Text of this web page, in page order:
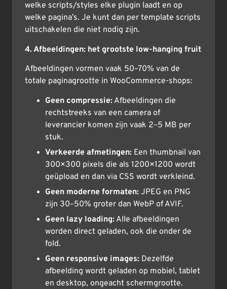
welke scripts/styles elke plugin laadt en op
welke pagina’s. Je kunt dan per template scripts
uitschakelen die niet nodig zijn.
4. Afbeeldingen: het grootste low-hanging fruit
Afbeeldingen vormen vaak 50–70% van de
totale paginagrootte in WooCommerce-shops:
Geen compressie: Afbeeldingen die
rechtstreeks van een camera of
leverancier komen zijn vaak 2–5 MB per
stuk.
Verkeerde afmetingen: Een thumbnail van
300×300 pixels die als 1200×1200 wordt
geüpload en dan via CSS wordt verkleind.
Geen moderne formaten: JPEG en PNG
zijn 30–50% groter dan WebP of AVIF.
Geen lazy loading: Alle afbeeldingen
worden direct geladen, ook die onder de
fold.
Geen responsive images: Dezelfde
afbeelding wordt geladen op mobiel, tablet
en desktop, ongeacht schermgrootte.